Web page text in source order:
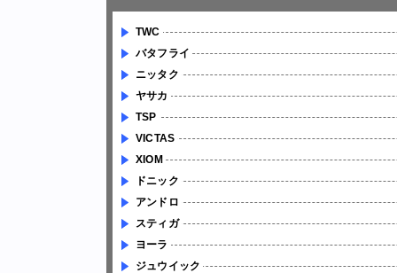
TWC
バタフライ
ニッタク
ヤサカ
TSP
VICTAS
XIOM
ドニック
アンドロ
スティガ
ヨーラ
ジュウイック